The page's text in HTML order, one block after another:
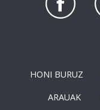
HONI BURUZ
ARAUAK